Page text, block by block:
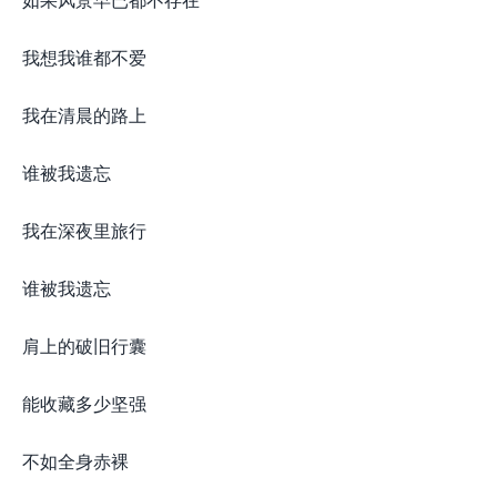
我想我谁都不爱
我在清晨的路上
谁被我遗忘
我在深夜里旅行
谁被我遗忘
肩上的破旧行囊
能收藏多少坚强
不如全身赤裸